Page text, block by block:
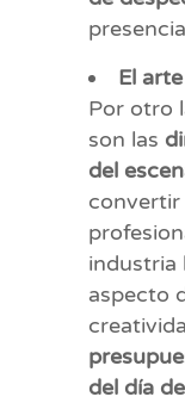
El
Por otro
son las
del
convertir
industria
aspecto
del día